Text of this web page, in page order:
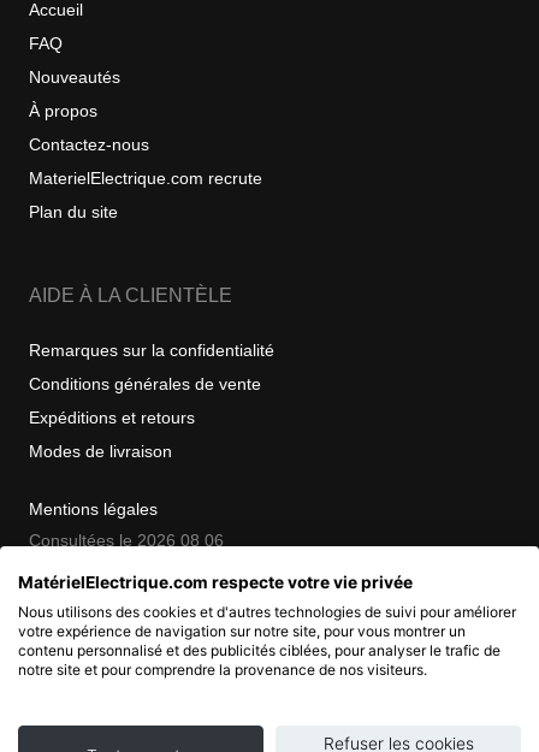
Accueil
FAQ
Nouveautés
À propos
Contactez-nous
MaterielElectrique.com recrute
Plan du site
AIDE À LA CLIENTÈLE
Remarques sur la confidentialité
Conditions générales de vente
Expéditions et retours
Modes de livraison
Mentions légales
Consultées le 2026 08 06
COPYRIGHT
© 2007 - 2026 Nimbanet
MatérielElectrique.com respecte votre vie privée
Nous utilisons des cookies et d'autres technologies de suivi pour améliorer
votre expérience de navigation sur notre site, pour vous montrer un
contenu personnalisé et des publicités ciblées, pour analyser le trafic de
notre site et pour comprendre la provenance de nos visiteurs.
Refuser les cookies